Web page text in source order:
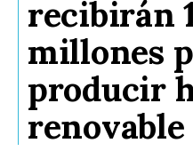
recibirán
millones
producir
renovable